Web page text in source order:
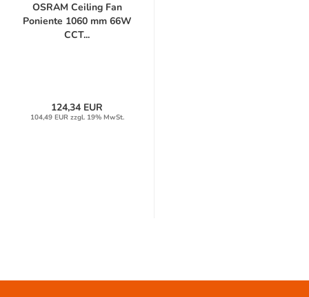
OSRAM Ceiling Fan
Poniente 1060 mm 66W
CCT...
124,34 EUR
104,49 EUR zzgl. 19% MwSt.